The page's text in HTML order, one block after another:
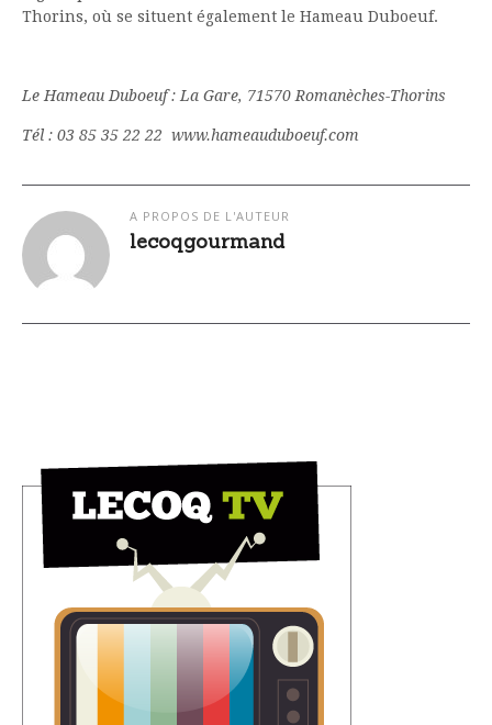
Thorins, où se situent également le Hameau Duboeuf.
Le Hameau Duboeuf : La Gare, 71570 Romanèches-Thorins
Tél : 03 85 35 22 22 www.hameauduboeuf.com
A PROPOS DE L'AUTEUR
lecoqgourmand